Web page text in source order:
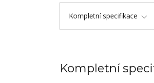
Kompletní specifikace
Kompletní